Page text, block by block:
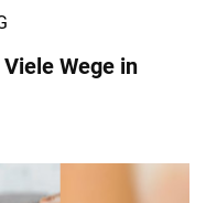
Viele Wege in